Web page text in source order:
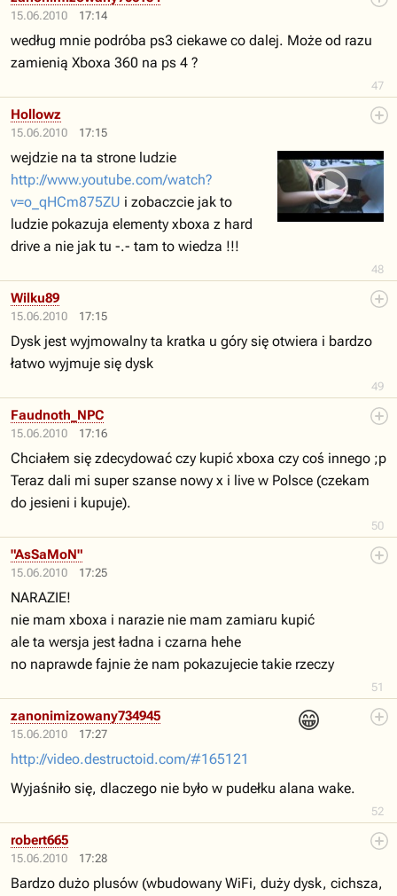
15.06.2010 17:14
47
według mnie podróba ps3 ciekawe co dalej. Może od razu
zamienią Xboxa 360 na ps 4 ?
15.06.2010 17:15
48
Hollowz
wejdzie na ta strone ludzie
http://www.youtube.com/watch?
v=o_qHCm875ZU i zobaczcie jak to
ludzie pokazuja elementy xboxa z hard
drive a nie jak tu -.- tam to wiedza !!!
15.06.2010 17:15
49
Wilku89
Dysk jest wyjmowalny ta kratka u góry się otwiera i bardzo
łatwo wyjmuje się dysk
15.06.2010 17:16
50
Faudnoth_NPC
Chciałem się zdecydować czy kupić xboxa czy coś innego ;p
Teraz dali mi super szanse nowy x i live w Polsce (czekam
do jesieni i kupuje).
15.06.2010 17:25
51
"AsSaMoN"
NARAZIE!
nie mam xboxa i narazie nie mam zamiaru kupić
ale ta wersja jest ładna i czarna hehe
no naprawde fajnie że nam pokazujecie takie rzeczy
15.06.2010 17:27
😁
52
zanonimizowany734945
http://video.destructoid.com/#165121
Wyjaśniło się, dlaczego nie było w pudełku alana wake.
15.06.2010 17:28
robert665
Bardzo dużo plusów (wbudowany WiFi, duży dysk, cichsza,